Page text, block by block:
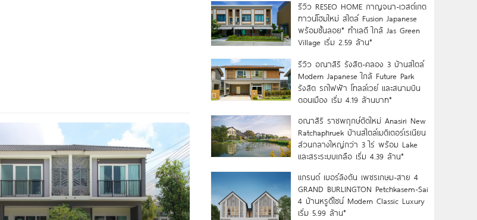
รีวิว RESEO HOME กาญจนา-เวสต์เกต
ทาวน์โฮมใหม่ สไตล์ Fusion Japanese
พร้อมชั้นลอย* ทำเลดี ใกล้ Jas Green
Village เริ่ม 2.59 ล้าน*
รีวิว อณาสิริ รังสิต-คลอง 3 บ้านสไตล์
Modern Japanese ใกล้ Future Park
รังสิต รถไฟฟ้า โทลล์เวย์ และสนามบิน
ดอนเมือง เริ่ม 4.19 ล้านบาท*
อณาสิริ ราชพฤกษ์ตัดใหม่ Anasiri New
Ratchaphruek บ้านสไตล์เมดิเตอร์เรเนียน
ส่วนกลางใหญ่กว่า 3 ไร่ พร้อม Lake
และสระระบบเกลือ เริ่ม 4.39 ล้าน*
แกรนด์ เบอร์ลิงตัน เพชรเกษม-สาย 4
GRAND BURLINGTON Petchkasem-Sai
4 บ้านหรูดีไซน์ Modern Classic Luxury
เริ่ม 5.99 ล้าน*